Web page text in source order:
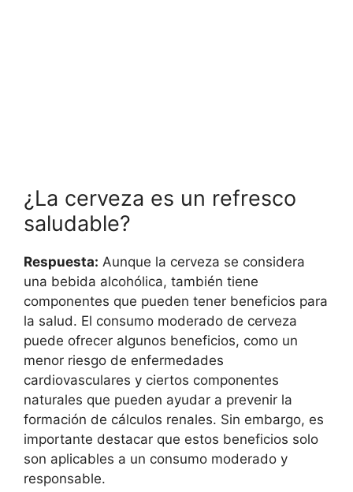
¿La cerveza es un refresco
saludable?
Respuesta: Aunque la cerveza se considera
una bebida alcohólica, también tiene
componentes que pueden tener beneficios para
la salud. El consumo moderado de cerveza
puede ofrecer algunos beneficios, como un
menor riesgo de enfermedades
cardiovasculares y ciertos componentes
naturales que pueden ayudar a prevenir la
formación de cálculos renales. Sin embargo, es
importante destacar que estos beneficios solo
son aplicables a un consumo moderado y
responsable.